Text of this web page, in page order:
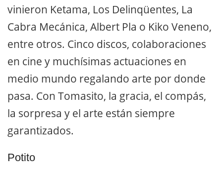
vinieron Ketama, Los Delinqüentes, La
Cabra Mecánica, Albert Pla o Kiko Veneno,
entre otros. Cinco discos, colaboraciones
en cine y muchísimas actuaciones en
medio mundo regalando arte por donde
pasa. Con Tomasito, la gracia, el compás,
la sorpresa y el arte están siempre
garantizados.
Potito